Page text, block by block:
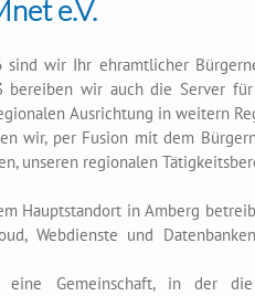
e.V.
sind wir Ihr ehramtlicher
bereiben wir auch die Server
Ausrichtung in weitern
wir, per Fusion mit dem
unseren regionalen
Hauptstandort in Amberg
Webdienste und
Gemeinschaft, in der